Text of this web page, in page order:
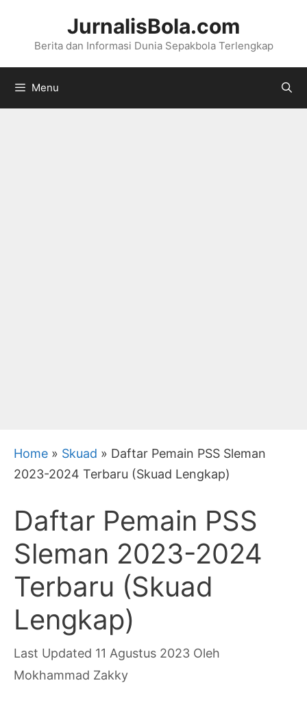
JurnalisBola.com
Berita dan Informasi Dunia Sepakbola Terlengkap
Menu
Home » Skuad » Daftar Pemain PSS Sleman
2023-2024 Terbaru (Skuad Lengkap)
Daftar Pemain PSS
Sleman 2023-2024
Terbaru (Skuad
Lengkap)
11 Agustus 2023 Oleh
Mokhammad Zakky